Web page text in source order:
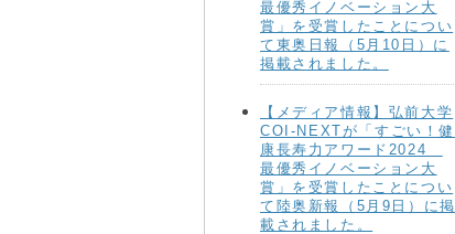
最優秀イノベーション大
賞」を受賞したことについ
て東奥日報（5月10日）に
掲載されました。
【メディア情報】弘前大学
COI-NEXTが「すごい！健
康長寿力アワード2024
最優秀イノベーション大
賞」を受賞したことについ
て陸奥新報（5月9日）に掲
載されました。